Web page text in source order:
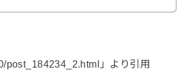
post_184234_2.html」より引用